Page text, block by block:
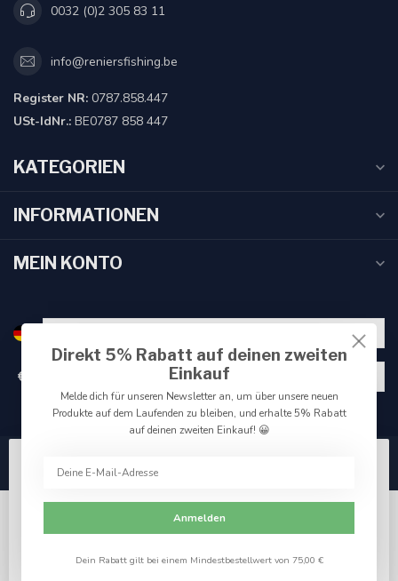
0032 (0)2 305 83 11
info@reniersfishing.be
Register NR: 0787.858.447
USt-IdNr.: BE0787 858 447
KATEGORIEN
INFORMATIONEN
MEIN KONTO
€
© Copyright 2026 Reniers Fishing
Verwendung von Cookies, um das beste Seitenerlebnis
zu erzielen.
Ja
Direkt 5% Rabatt auf deinen zweiten
Einkauf
Melde dich für unseren Newsletter an, um über unsere neuen
Produkte auf dem Laufenden zu bleiben, und erhalte 5% Rabatt
auf deinen zweiten Einkauf! 😀
Anmelden
Dein Rabatt gilt bei einem Mindestbestellwert von 75,00 €